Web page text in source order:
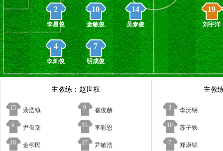
4
李灿俊
2
李昌俊
7
明成俊
10
金敏俊
14
吴泰俊
19
刘宇洋
主教练：赵世权
15 裴浩镇 9 崔俊赫
6 尹俊瑞 13 李彩恩
16 金柳民 17 尹敏浩
主教
3 李沅锡
10 苏子轶
7 郑康锦